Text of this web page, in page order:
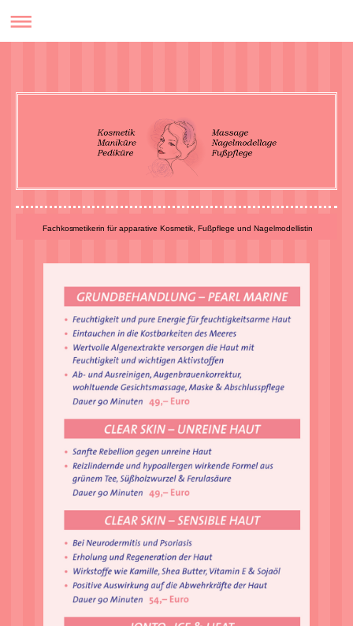
Fachkosmetikerin für apparative Kosmetik, Fußpflege und Nagelmodellistin